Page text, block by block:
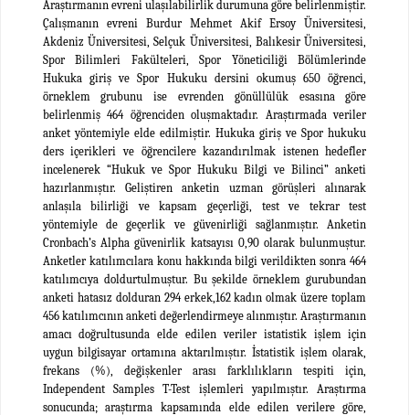
Araştırmanın evreni ulaşılabilirlik durumuna göre belirlenmiştir.
Çalışmanın evreni Burdur Mehmet Akif Ersoy Üniversitesi,
Akdeniz Üniversitesi, Selçuk Üniversitesi, Balıkesir Üniversitesi,
Spor Bilimleri Fakülteleri, Spor Yöneticiliği Bölümlerinde
Hukuka giriş ve Spor Hukuku dersini okumuş 650 öğrenci,
örneklem grubunu ise evrenden gönüllülük esasına göre
belirlenmiş 464 öğrenciden oluşmaktadır. Araştırmada veriler
anket yöntemiyle elde edilmiştir. Hukuka giriş ve Spor hukuku
ders içerikleri ve öğrencilere kazandırılmak istenen hedefler
incelenerek “Hukuk ve Spor Hukuku Bilgi ve Bilinci” anketi
hazırlanmıştır. Geliştiren anketin uzman görüşleri alınarak
anlaşıla bilirliği ve kapsam geçerliği, test ve tekrar test
yöntemiyle de geçerlik ve güvenirliği sağlanmıştır. Anketin
Cronbach’s Alpha güvenirlik katsayısı 0,90 olarak bulunmuştur.
Anketler katılımcılara konu hakkında bilgi verildikten sonra 464
katılımcıya doldurtulmuştur. Bu şekilde örneklem gurubundan
anketi hatasız dolduran 294 erkek,162 kadın olmak üzere toplam
456 katılımcının anketi değerlendirmeye alınmıştır. Araştırmanın
amacı doğrultusunda elde edilen veriler istatistik işlem için
uygun bilgisayar ortamına aktarılmıştır. İstatistik işlem olarak,
frekans (%), değişkenler arası farklılıkların tespiti için,
Independent Samples T-Test işlemleri yapılmıştır. Araştırma
sonucunda; araştırma kapsamında elde edilen verilere göre,